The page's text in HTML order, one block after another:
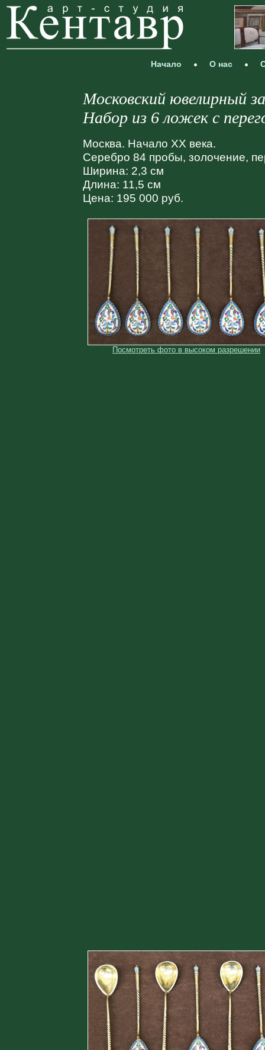
Начало О нас
Московский ювелирный
Набор из 6 ложек с
Москва. Начало XX века.
Серебро 84 пробы, золочение,
Ширина: 2,3 см
Длина: 11,5 см
Цена: 195 000 руб.
Посмотреть фото в высоком разрешении